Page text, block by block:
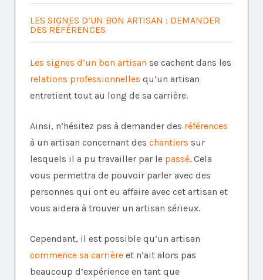
LES SIGNES D’UN BON ARTISAN : DEMANDER
DES RÉFÉRENCES
Les signes d’un bon artisan se cachent dans les
relations professionnelles qu’un artisan
entretient tout au long de sa carrière.
Ainsi, n’hésitez pas à demander des références
à un artisan concernant des chantiers sur
lesquels il a pu travailler par le passé. Cela
vous permettra de pouvoir parler avec des
personnes qui ont eu affaire avec cet artisan et
vous aidera à trouver un artisan sérieux.
Cependant, il est possible qu’un artisan
commence sa carrière et n’ait alors pas
beaucoup d’expérience en tant que